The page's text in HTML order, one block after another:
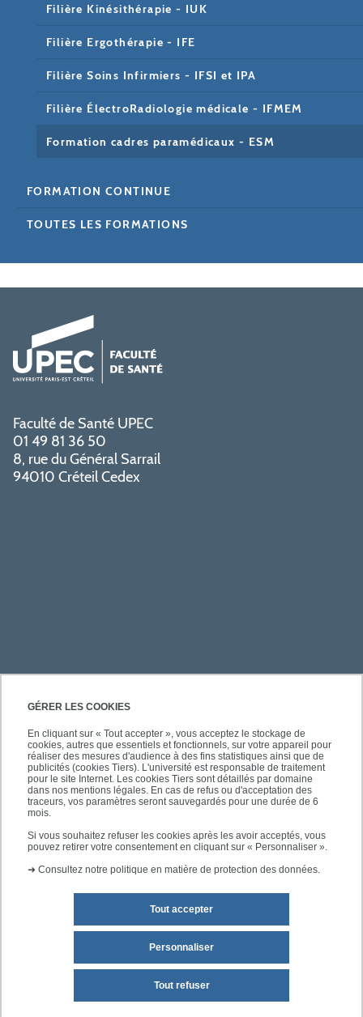
GÉRER LES COOKIES
En cliquant sur « Tout accepter », vous acceptez le stockage de
cookies, autres que essentiels et fonctionnels, sur votre appareil pour
réaliser des mesures d'audience à des fins statistiques ainsi que de
publicités (cookies Tiers). L'université est responsable de traitement
pour le site Internet. Les cookies Tiers sont détaillés par domaine
dans nos mentions légales. En cas de refus ou d'acceptation des
traceurs, vos paramètres seront sauvegardés pour une durée de 6
mois.
Si vous souhaitez refuser les cookies après les avoir acceptés, vous
pouvez retirer votre consentement en cliquant sur « Personnaliser ».
➜ Consultez notre politique en matière de protection des données.
Tout accepter
Tout refuser
Personnaliser
Filière Kinésithérapie - IUK
Filière Ergothérapie - IFE
Filière Soins Infirmiers - IFSI et IPA
Filière ÉlectroRadiologie médicale - IFMEM
Formation cadres paramédicaux - ESM
FORMATION CONTINUE
TOUTES LES FORMATIONS
Faculté de Santé UPEC
01 49 81 36 50
8, rue du Général Sarrail
94010 Créteil Cedex
PRATIQUE
ACCÈS RAPIDES
SUIVEZ-NOUS
Mentions légales Plan du site